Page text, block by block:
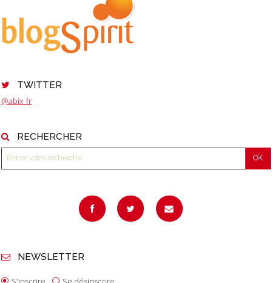
TWITTER
@abix_fr
RECHERCHER
NEWSLETTER